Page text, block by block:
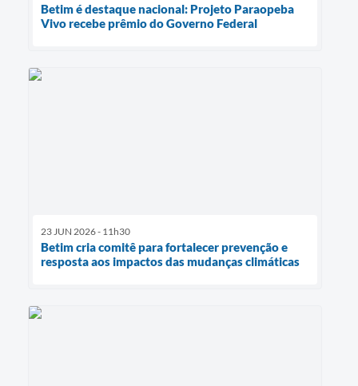
Betim é destaque nacional: Projeto Paraopeba
Vivo recebe prêmio do Governo Federal
23 JUN 2026 - 11h30
Betim cria comitê para fortalecer prevenção e
resposta aos impactos das mudanças climáticas